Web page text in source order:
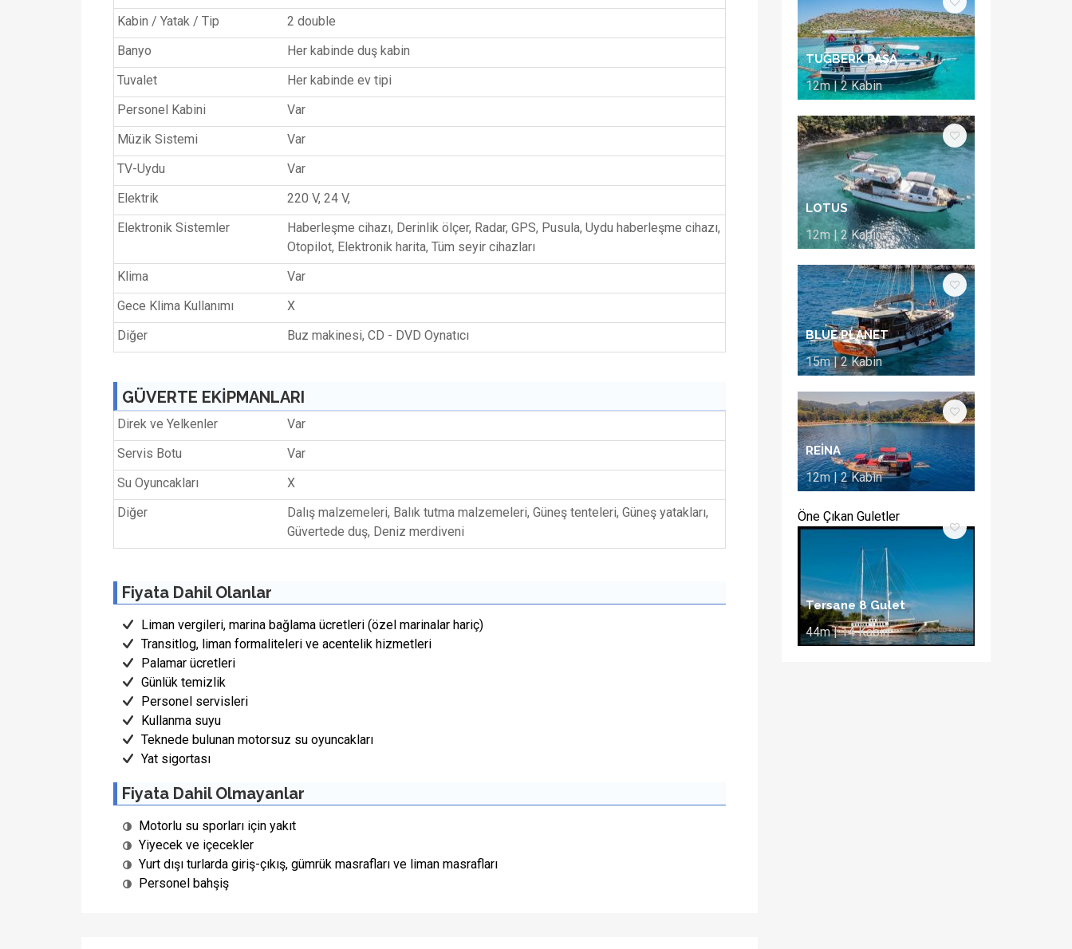
Kabin / Yatak / Tip
2 double
Banyo
Her kabinde duş kabin
Tuvalet
Her kabinde ev tipi
Personel Kabini
Var
Müzik Sistemi
Var
TV-Uydu
Var
Elektrik
220 V, 24 V,
Elektronik Sistemler
Haberleşme cihazı, Derinlik ölçer, Radar, GPS, Pusula, Uydu haberleşme cihazı,
Otopilot, Elektronik harita, Tüm seyir cihazları
Klima
Var
Gece Klima Kullanımı
X
Diğer
Buz makinesi, CD - DVD Oynatıcı
GÜVERTE EKİPMANLARI
Direk ve Yelkenler
Var
Servis Botu
Var
Su Oyuncakları
X
Diğer
Dalış malzemeleri, Balık tutma malzemeleri, Güneş tenteleri, Güneş yatakları,
Güvertede duş, Deniz merdiveni
Fiyata Dahil Olanlar
Liman vergileri, marina bağlama ücretleri (özel marinalar hariç)
Transitlog, liman formaliteleri ve acentelik hizmetleri
Palamar ücretleri
Günlük temizlik
Personel servisleri
Kullanma suyu
Teknede bulunan motorsuz su oyuncakları
Yat sigortası
Fiyata Dahil Olmayanlar
Motorlu su sporları için yakıt
Yiyecek ve içecekler
Yurt dışı turlarda giriş-çıkış, gümrük masrafları ve liman masrafları
Personel bahşiş
TUĞBERK PAŞA
12m | 2 Kabin
LOTUS
12m | 2 Kabin
BLUE PLANET
15m | 2 Kabin
REİNA
12m | 2 Kabin
Öne Çıkan Guletler
Tersane 8 Gulet
44m | 14 Kabin